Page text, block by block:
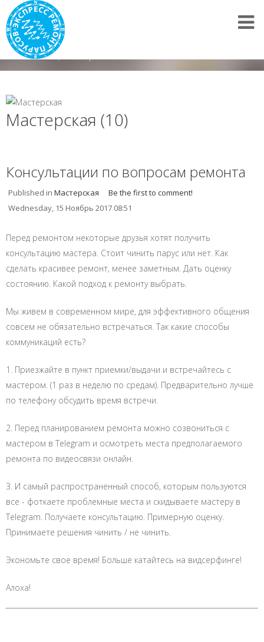
Все новости /
Мастерская (10)
Консультации по вопросам ремонта
Published in Мастерская
Be the first to comment!
Wednesday, 15 Ноябрь 2017 08:51
Перед ремонтом некоторые друзья хотят получить
консультацию мастера. Стоит чинить парус или нет. Как
сделать красивее ремонт, менее заметным. Дать оценку
состоянию. Какой подход к ремонту выбрать.
Мы живем в современном мире, для эффективного общения
совсем не обязательно встречаться. Так какие способы
коммуникаций есть?
1. Приезжайте в пункт приемки/выдачи и встречайтесь с
мастером. (1 раз в неделю по средам). Предварительно лучше
по телефону обсудить время встречи.
2. Перед планированием ремонта можно созвониться с
мастером в Telegram и осмотреть места предполагаемого
ремонта по видеосвязи онлайн.
3. И самый распространенный способ, которым пользуются
все - фоткаете проблемные места и скидываете мастеру в
Telegram. Получаете консультацию. Примерную оценку.
Принимаете решения чинить / не чинить.
Экономьте свое время! Больше катайтесь на видсерфинге!
Алоха!